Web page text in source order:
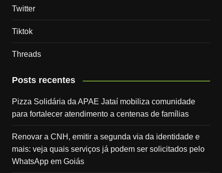
Twitter
Tiktok
Threads
Posts recentes
Pizza Solidária da APAE Jataí mobiliza comunidade
para fortalecer atendimento a centenas de famílias
Renovar a CNH, emitir a segunda via da identidade e
mais: veja quais serviços já podem ser solicitados pelo
WhatsApp em Goiás